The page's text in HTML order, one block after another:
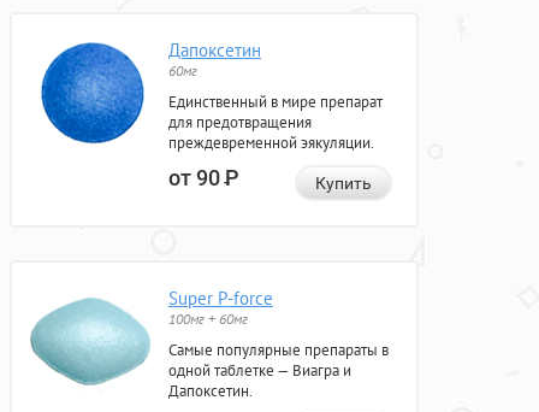
Дапоксетин
60мг
Единственный в мире препарат
для предотвращения
преждевременной эякуляции.
от 90Р Купить
Super P-force
100мг + 60мг
Самые популярные препараты в
одной таблетке — Виагра и
Дапоксетин.